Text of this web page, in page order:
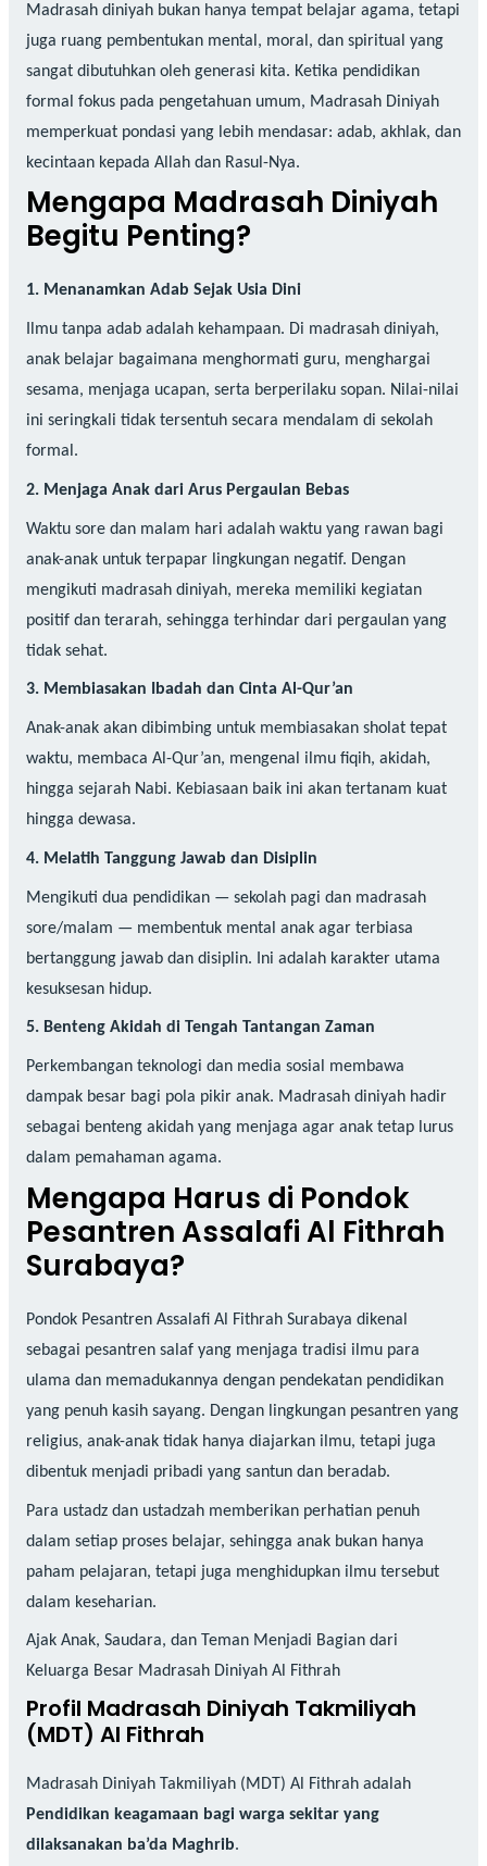
Madrasah diniyah bukan hanya tempat belajar agama, tetapi
juga ruang pembentukan mental, moral, dan spiritual yang
sangat dibutuhkan oleh generasi kita. Ketika pendidikan
formal fokus pada pengetahuan umum, Madrasah Diniyah
memperkuat pondasi yang lebih mendasar: adab, akhlak, dan
kecintaan kepada Allah dan Rasul-Nya.
Mengapa Madrasah Diniyah
Begitu Penting?
1. Menanamkan Adab Sejak Usia Dini
Ilmu tanpa adab adalah kehampaan. Di madrasah diniyah,
anak belajar bagaimana menghormati guru, menghargai
sesama, menjaga ucapan, serta berperilaku sopan. Nilai-nilai
ini seringkali tidak tersentuh secara mendalam di sekolah
formal.
2. Menjaga Anak dari Arus Pergaulan Bebas
Waktu sore dan malam hari adalah waktu yang rawan bagi
anak-anak untuk terpapar lingkungan negatif. Dengan
mengikuti madrasah diniyah, mereka memiliki kegiatan
positif dan terarah, sehingga terhindar dari pergaulan yang
tidak sehat.
3. Membiasakan Ibadah dan Cinta Al-Qur’an
Anak-anak akan dibimbing untuk membiasakan sholat tepat
waktu, membaca Al-Qur’an, mengenal ilmu fiqih, akidah,
hingga sejarah Nabi. Kebiasaan baik ini akan tertanam kuat
hingga dewasa.
4. Melatih Tanggung Jawab dan Disiplin
Mengikuti dua pendidikan — sekolah pagi dan madrasah
sore/malam — membentuk mental anak agar terbiasa
bertanggung jawab dan disiplin. Ini adalah karakter utama
kesuksesan hidup.
5. Benteng Akidah di Tengah Tantangan Zaman
Perkembangan teknologi dan media sosial membawa
dampak besar bagi pola pikir anak. Madrasah diniyah hadir
sebagai benteng akidah yang menjaga agar anak tetap lurus
dalam pemahaman agama.
Mengapa Harus di Pondok
Pesantren Assalafi Al Fithrah
Surabaya?
Pondok Pesantren Assalafi Al Fithrah Surabaya dikenal
sebagai pesantren salaf yang menjaga tradisi ilmu para
ulama dan memadukannya dengan pendekatan pendidikan
yang penuh kasih sayang. Dengan lingkungan pesantren yang
religius, anak-anak tidak hanya diajarkan ilmu, tetapi juga
dibentuk menjadi pribadi yang santun dan beradab.
Para ustadz dan ustadzah memberikan perhatian penuh
dalam setiap proses belajar, sehingga anak bukan hanya
paham pelajaran, tetapi juga menghidupkan ilmu tersebut
dalam keseharian.
Ajak Anak, Saudara, dan Teman Menjadi Bagian dari
Keluarga Besar Madrasah Diniyah Al Fithrah
Profil Madrasah Diniyah Takmiliyah
(MDT) Al Fithrah
Madrasah Diniyah Takmiliyah (MDT) Al Fithrah adalah
Pendidikan keagamaan bagi warga sekitar yang
dilaksanakan ba’da Maghrib.